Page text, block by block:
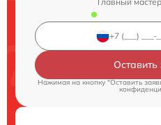
Оставить
Нажимая на кнопку "Оставить